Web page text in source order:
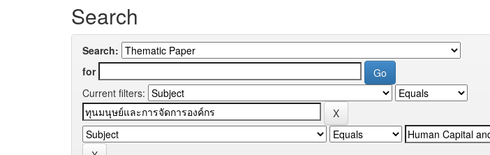
Search
Search:
for
Current filters: